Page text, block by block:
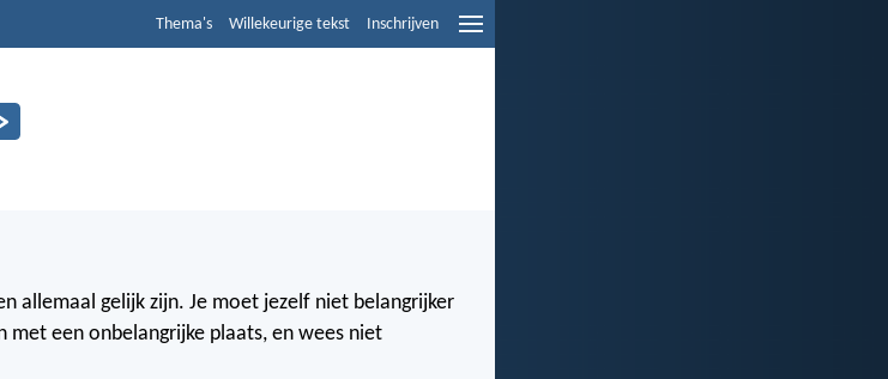
Thema's Willekeurige tekst Inschrijven
allemaal gelijk zijn. Je moet jezelf niet belangrijker
met een onbelangrijke plaats, en wees niet